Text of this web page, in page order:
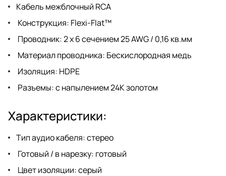
Кабель межблочный RCA
Конструкция: Flexi-Flat™
Проводник: 2 х 6 сечением 25 AWG / 0,16 кв.мм
Материал проводника: Бескислородная медь
Изоляция: HDPE
Разъемы: с напылением 24К золотом
Характеристики:
Тип аудио кабеля: стерео
Готовый / в нарезку: готовый
Цвет изоляции: серый